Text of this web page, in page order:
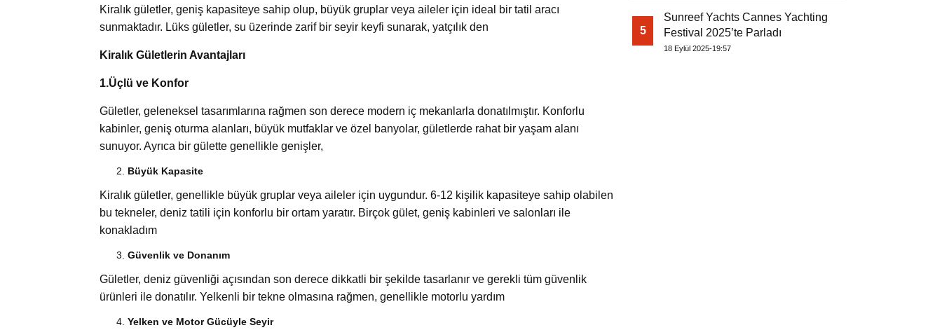
Kiralık gületler, geniş kapasiteye sahip olup, büyük gruplar veya aileler için ideal bir tatil aracı
sunmaktadır. Lüks gületler, su üzerinde zarif bir seyir keyfi sunarak, yatçılık den
Kiralık Gületlerin Avantajları
1.Üçlü ve Konfor
Gületler, geleneksel tasarımlarına rağmen son derece modern iç mekanlarla donatılmıştır. Konforlu
kabinler, geniş oturma alanları, büyük mutfaklar ve özel banyolar, gületlerde rahat bir yaşam alanı
sunuyor. Ayrıca bir gülette genellikle genişler,
Büyük Kapasite
Kiralık gületler, genellikle büyük gruplar veya aileler için uygundur. 6-12 kişilik kapasiteye sahip olabilen
bu tekneler, deniz tatili için konforlu bir ortam yaratır. Birçok gület, geniş kabinleri ve salonları ile
konakladım
Güvenlik ve Donanım
Gületler, deniz güvenliği açısından son derece dikkatli bir şekilde tasarlanır ve gerekli tüm güvenlik
ürünleri ile donatılır. Yelkenli bir tekne olmasına rağmen, genellikle motorlu yardım
Yelken ve Motor Gücüyle Seyir
5
Sunreef Yachts Cannes Yachting
Festival 2025’te Parladı
18 Eylül 2025-19:57